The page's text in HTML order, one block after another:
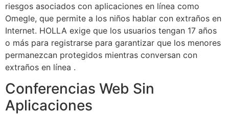
riesgos asociados con aplicaciones en línea como
Omegle, que permite a los niños hablar con extraños en
Internet. HOLLA exige que los usuarios tengan 17 años
o más para registrarse para garantizar que los menores
permanezcan protegidos mientras conversan con
extraños en línea .
Conferencias Web Sin
Aplicaciones